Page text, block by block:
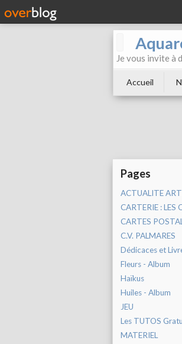
Je vous invite à
Accueil
Pages
ACTUALITE
CARTERIE : LES
CARTES
C.V. PALMARES
Dédicaces et
Fleurs - Album
Haïkus
Huiles - Album
JEU
Les TUTOS
MATERIEL